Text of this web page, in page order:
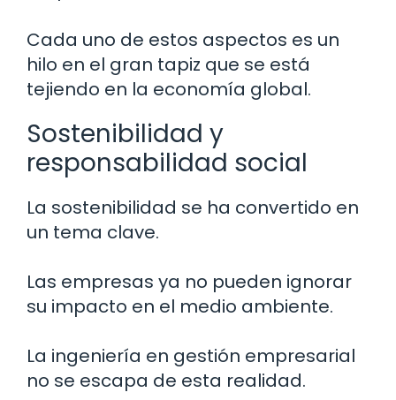
Cada uno de estos aspectos es un
hilo en el gran tapiz que se está
tejiendo en la economía global.
Sostenibilidad y
responsabilidad social
La sostenibilidad se ha convertido en
un tema clave.
Las empresas ya no pueden ignorar
su impacto en el medio ambiente.
La ingeniería en gestión empresarial
no se escapa de esta realidad.